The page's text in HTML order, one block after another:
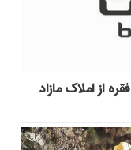
برگزاری مزایده عمومی ۸۸ فقره از املاک مازاد